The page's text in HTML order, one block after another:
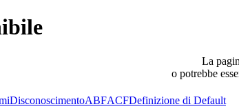
La
o potrebbe
DisconoscimentoABFACFDefinizione di Default